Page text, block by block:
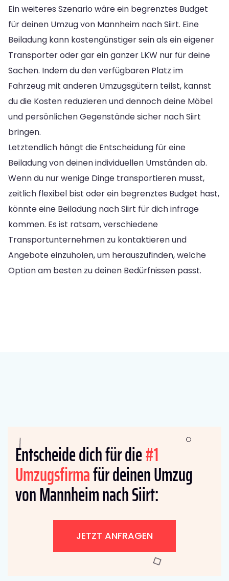
Ein weiteres Szenario wäre ein begrenztes Budget
für deinen Umzug von Mannheim nach Siirt. Eine
Beiladung kann kostengünstiger sein als ein eigener
Transporter oder gar ein ganzer LKW nur für deine
Sachen. Indem du den verfügbaren Platz im
Fahrzeug mit anderen Umzugsgütern teilst, kannst
du die Kosten reduzieren und dennoch deine Möbel
und persönlichen Gegenstände sicher nach Siirt
bringen.
Letztendlich hängt die Entscheidung für eine
Beiladung von deinen individuellen Umständen ab.
Wenn du nur wenige Dinge transportieren musst,
zeitlich flexibel bist oder ein begrenztes Budget hast,
könnte eine Beiladung nach Siirt für dich infrage
kommen. Es ist ratsam, verschiedene
Transportunternehmen zu kontaktieren und
Angebote einzuholen, um herauszufinden, welche
Option am besten zu deinen Bedürfnissen passt.
Entscheide dich für die#1
Umzugsfirmafür deinen Umzug
von Mannheim nach Siirt:
JETZT ANFRAGEN